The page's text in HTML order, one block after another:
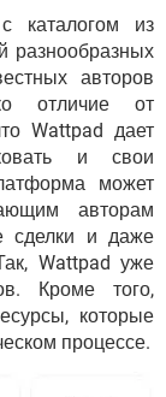
каталогом из
разнообразных
авторов
отличие от
Wattpad дает
и свои
может
авторам
сделки и даже
Wattpad уже
Кроме того,
которые
процессе.